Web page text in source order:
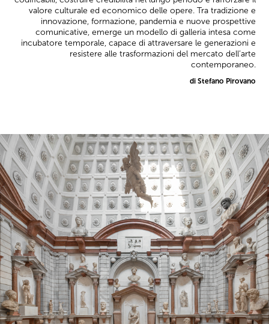
valore culturale ed economico delle opere. Tra tradizione e
innovazione, formazione, pandemia e nuove prospettive
comunicative, emerge un modello di galleria intesa come
incubatore temporale, capace di attraversare le generazioni e
resistere alle trasformazioni del mercato dell’arte
contemporaneo.
di Stefano Pirovano